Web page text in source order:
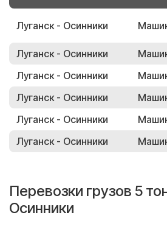
Луганск - Осинники
Луганск - Осинники
Луганск - Осинники
Луганск - Осинники
Луганск - Осинники
Луганск - Осинники
Перевозки грузов 5
Осинники